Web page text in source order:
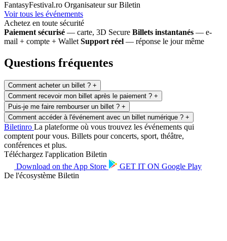
FantasyFestival.ro Organisateur sur Biletin
Voir tous les événements
Achetez en toute sécurité
Paiement sécurisé — carte, 3D Secure Billets instantanés — e-
mail + compte + Wallet Support réel — réponse le jour même
Questions fréquentes
Comment acheter un billet ? +
Comment recevoir mon billet après le paiement ? +
Puis-je me faire rembourser un billet ? +
Comment accéder à l'événement avec un billet numérique ? +
Biletinro La plateforme où vous trouvez les événements qui
comptent pour vous. Billets pour concerts, sport, théâtre,
conférences et plus.
Téléchargez l'application Biletin
Download on the App Store GET IT ON Google Play
De l'écosystème Biletin